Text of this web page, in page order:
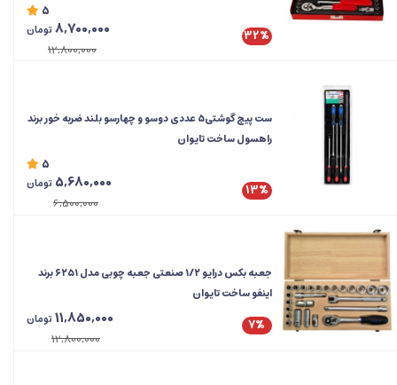
5
32%
8,700,000تومان
12,800,000
ست پیچ گوشتی5 عددی دوسو و چهارسو بلند ضربه خور برند
راهسول ساخت تایوان
5
13%
5,680,000 تومان
6,500,000
جعبه‌ بکس درایو ۱/۲ صنعتی جعبه چوبی مدل ۶۲۵۱ برند
اینفو ساخت تایوان
7%
11,850,000تومان
12,800,000